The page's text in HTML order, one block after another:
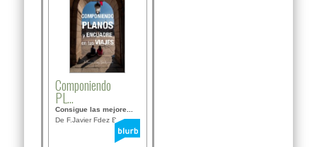
Componiendo
PL...
Consigue las mejore...
De F.Javier Fdez Bor...